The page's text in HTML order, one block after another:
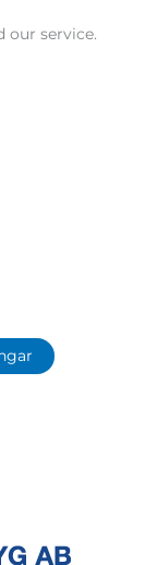
our service.